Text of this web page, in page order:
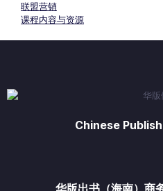
联盟营销
课程内容与资源
Chinese